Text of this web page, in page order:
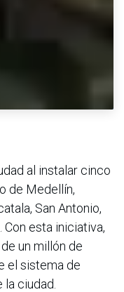
al instalar cinco
de Medellín,
San Antonio,
Con esta iniciativa,
un millón de
el sistema de
ciudad.